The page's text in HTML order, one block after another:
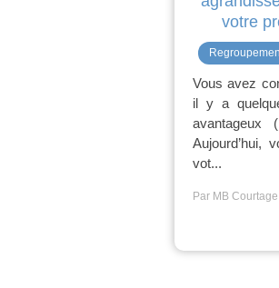
votre
Vous avez
il y a
Aujourd’hui,
vot...
Par MB